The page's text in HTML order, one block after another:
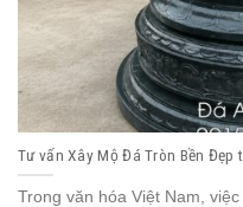
Tư vấn Xây Mộ Đá Tròn Bền Đẹp
Trong văn hóa Việt Nam,